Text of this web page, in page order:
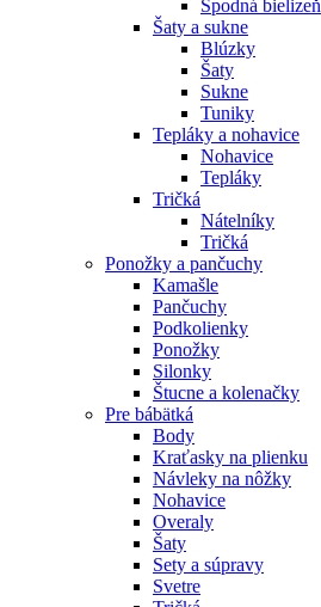
Spodná bielizeň
Šaty a sukne
Blúzky
Šaty
Sukne
Tuniky
Tepláky a nohavice
Nohavice
Tepláky
Tričká
Nátelníky
Tričká
Ponožky a pančuchy
Kamašle
Pančuchy
Podkolienky
Ponožky
Silonky
Štucne a kolenačky
Pre bábätká
Body
Kraťasky na plienku
Návleky na nôžky
Nohavice
Overaly
Šaty
Sety a súpravy
Svetre